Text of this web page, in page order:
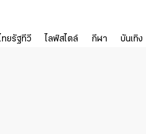
ทยรัฐทีวี ไลฟ์สไตล์ กีฬา บันเทิง